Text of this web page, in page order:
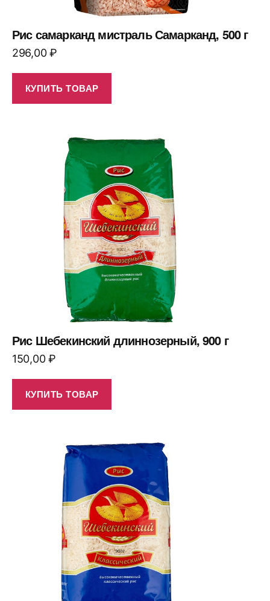
Рис самарканд мистраль Самарканд, 500 г
296,00₽
КУПИТЬ ТОВАР
Рис Шебекинский длиннозерный, 900 г
150,00₽
КУПИТЬ ТОВАР